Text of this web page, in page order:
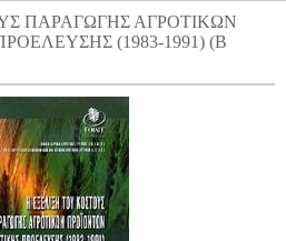
ΠΑΡΑΓΩΓΗΣ ΑΓΡΟΤΙΚΩΝ
(1983-1991) (Β